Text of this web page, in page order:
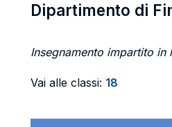
Dipartimento di
Insegnamento impartito in
Vai alle classi: 18